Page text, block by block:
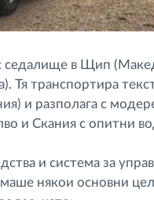
седалище в Щип
Тя транспортира
и разполага с
и Скания с опитни
и система за
някои основни